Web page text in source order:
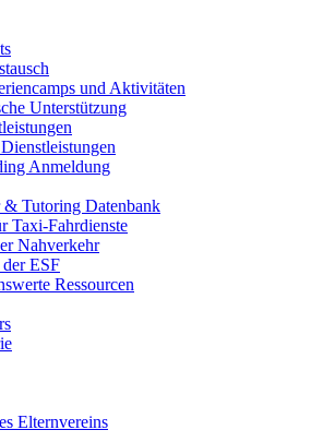
und Aktivitäten
Unterstützung
Anmeldung
& Tutoring Datenbank
Taxi-Fahrdienste
Nahverkehr
ESF
Ressourcen
Elternvereins